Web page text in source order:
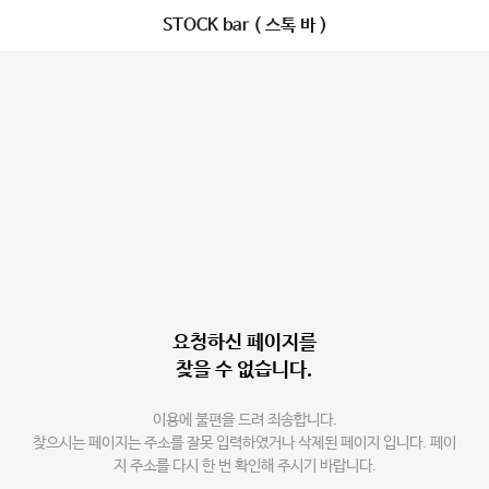
STOCK bar ( 스톡 바 )
요청하신 페이지를
찾을 수 없습니다.
이용에 불편을 드려 죄송합니다.
찾으시는 페이지는 주소를 잘못 입력하였거나 삭제된 페이지 입니다. 페이
지 주소를 다시 한 번 확인해 주시기 바랍니다.